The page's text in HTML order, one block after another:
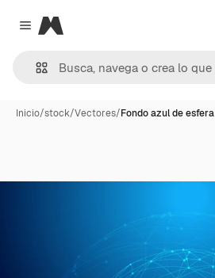
Close menu
Magnific
Inicio/stock/Vectores/Fondo azul de esfera